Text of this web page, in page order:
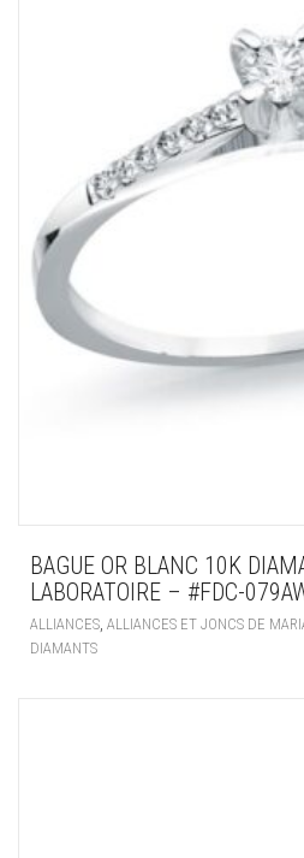
BAGUE OR BLANC 10K
LABORATOIRE – #FDC-
ALLIANCES ALLIANCES ET JONCS DE
DIAMANTS